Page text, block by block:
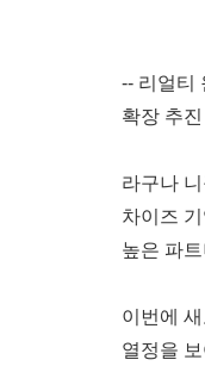
-- 리얼티
확장 추진
라구나
차이즈
높은 파
이번에 새
열정을